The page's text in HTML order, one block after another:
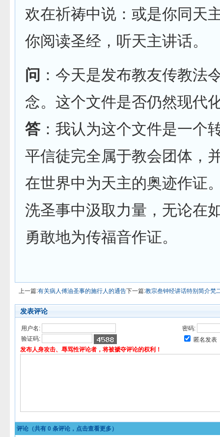
欢在祈祷中说：或是你同天
你阅读圣经，听天主讲话。
问 ：今天是发布教友传教法
念。这个文件是否仍然现代
答：我认为这个文件是一个
平信徒完全属于教会团体，
在世界中为天主的奥迹作证
洗圣事中汲取力量，无论在
勇敢地为传福音作证。
上一篇:有关病人傅油圣事的施行人的通告下一篇:教宗叁钟经讲话特别简介梵
发表评论
用户名:
密码:
验证码:
匿名发表
发布人身攻击、辱骂性评论者，将被褫夺评论的权利！
评论（共有 0 条评论，点击查看更多）